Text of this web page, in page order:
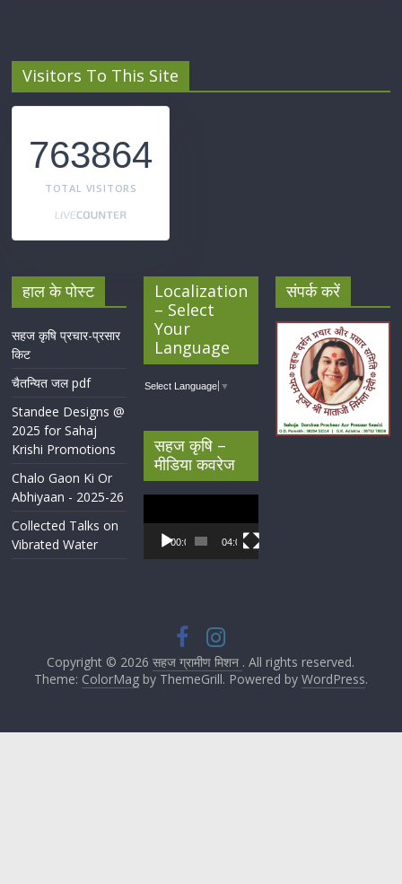
Visitors To This Site
763864
TOTAL VISITORS
हाल के पोस्ट
सहज कृषि प्रचार-प्रसार
किट
चैतन्यित जल pdf
Standee Designs @
2025 for Sahaj
Krishi Promotions
Chalo Gaon Ki Or
Abhiyaan - 2025-26
Collected Talks on
Vibrated Water
Localization
– Select
Your
Language
Select Language ▼
सहज कृषि –
मीडिया कवरेज
Player
00:00 04:07
संपर्क करें
Copyright © 2026सहज ग्रामीण मिशन . All rights reserved.
Theme: ColorMagby ThemeGrill. Powered by WordPress.